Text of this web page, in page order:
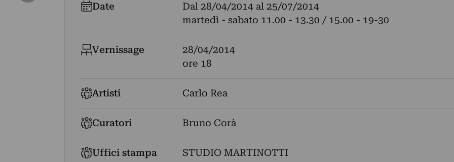
Date Dal 28/04/2014al 25/07/2014
martedì - sabato 11.00 - 13.30 / 15.00 - 19-30
Vernissage
28/04/2014
ore 18
Artisti Carlo Rea
Curatori Bruno Corà
Uffici stampa STUDIO MARTINOTTI